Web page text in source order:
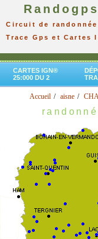
Circuit de randonnée
Trace Gps et Cartes
CARTES IGN®
25:000 DU 2
Accueil aisne